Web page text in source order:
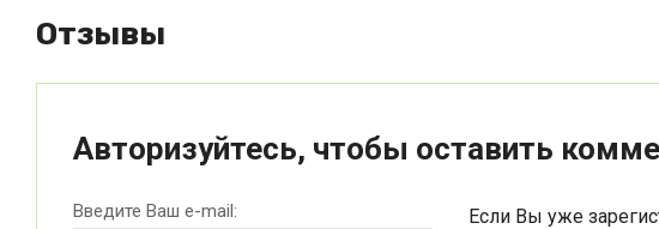
Отзывы
Авторизуйтесь, чтобы оставить
Введите Ваш e-mail:
Если Вы уже